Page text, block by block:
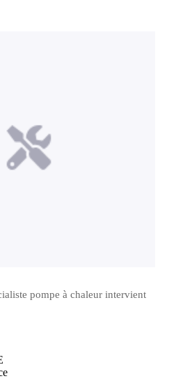
pompe à chaleur intervient